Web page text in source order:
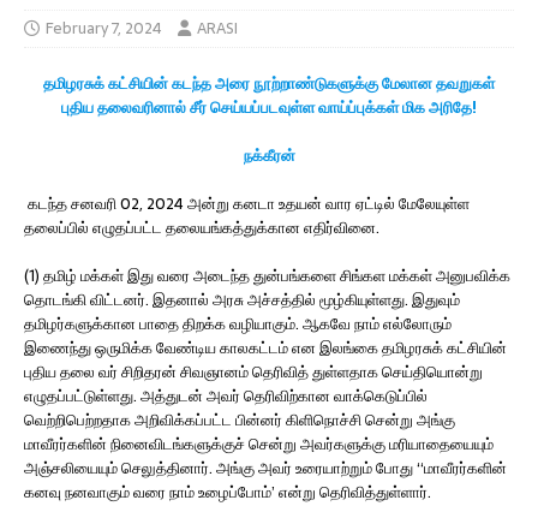
February 7, 2024 ARASI
தமிழரசுக் கட்சியின் கடந்த அரை நூற்றாண்டுகளுக்கு மேலான தவறுகள்
புதிய தலைவரினால் சீர் செய்யப்படவுள்ள வாய்ப்புக்கள் மிக அரிதே!
நக்கீரன்
கடந்த சனவரி 02, 2024 அன்று கனடா உதயன் வார ஏட்டில் மேலேயுள்ள
தலைப்பில் எழுதப்பட்ட தலையங்கத்துக்கான எதிர்வினை.
(1) தமிழ் மக்கள் இது வரை அடைந்த துன்பங்களை சிங்கள மக்கள் அனுபவிக்க
தொடங்கி விட்டனர். இதனால் அரசு அச்சத்தில் மூழ்கியுள்ளது. இதுவும்
தமிழர்களுக்கான பாதை திறக்க வழியாகும். ஆகவே நாம் எல்லோரும்
இணைந்து ஒருமிக்க வேண்டிய காலகட்டம் என இலங்கை தமிழரசுக் கட்சியின்
புதிய தலை வர் சிறிதரன் சிவஞானம் தெரிவித் துள்ளதாக செய்தியொன்று
எழுதப்பட்டுள்ளது. அத்துடன் அவர் தெரிவிற்கான வாக்கெடுப்பில்
வெற்றிபெற்றதாக அறிவிக்கப்பட்ட பின்னர் கிளிநொச்சி சென்று அங்கு
மாவீரர்களின் நினைவிடங்களுக்குச் சென்று அவர்களுக்கு மரியாதையையும்
அஞ்சலியையும் செலுத்தினார். அங்கு அவர் உரையாற்றும் போது “மாவீரர்களின்
கனவு நனவாகும் வரை நாம் உழைப்போம்’ என்று தெரிவித்துள்ளார்.